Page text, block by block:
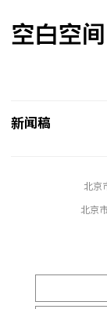
新闻稿
北京
北京